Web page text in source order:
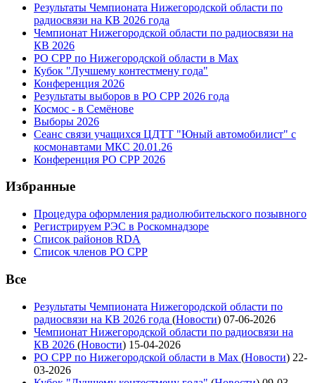
Результаты Чемпионата Нижегородской области по
радиосвязи на КВ 2026 года
Чемпионат Нижегородской области по радиосвязи на
КВ 2026
РО СРР по Нижегородской области в Max
Кубок "Лучшему контестмену года"
Конференция 2026
Результаты выборов в РО СРР 2026 года
Космос - в Семёнове
Выборы 2026
Сеанс связи учащихся ЦДТТ "Юный автомобилист" с
космонавтами МКС 20.01.26
Конференция РО СРР 2026
Избранные
Процедура оформления радиолюбительского позывного
Регистрируем РЭС в Роскомнадзоре
Список районов RDA
Список членов РО СРР
Все
Результаты Чемпионата Нижегородской области по
радиосвязи на КВ 2026 года (Новости) 07-06-2026
Чемпионат Нижегородской области по радиосвязи на
КВ 2026 (Новости) 15-04-2026
РО СРР по Нижегородской области в Max (Новости) 22-
03-2026